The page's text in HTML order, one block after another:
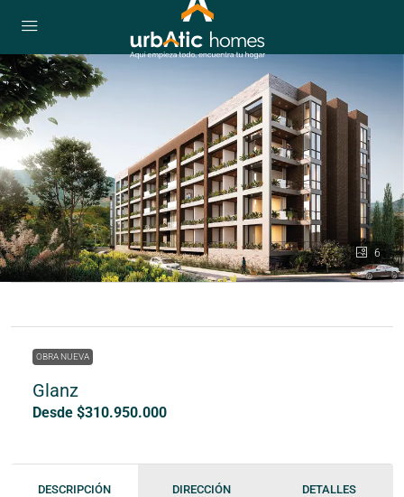
6
OBRA NUEVA
Glanz
Desde $310.950.000
DESCRIPCIÓN DIRECCIÓN DETALLES